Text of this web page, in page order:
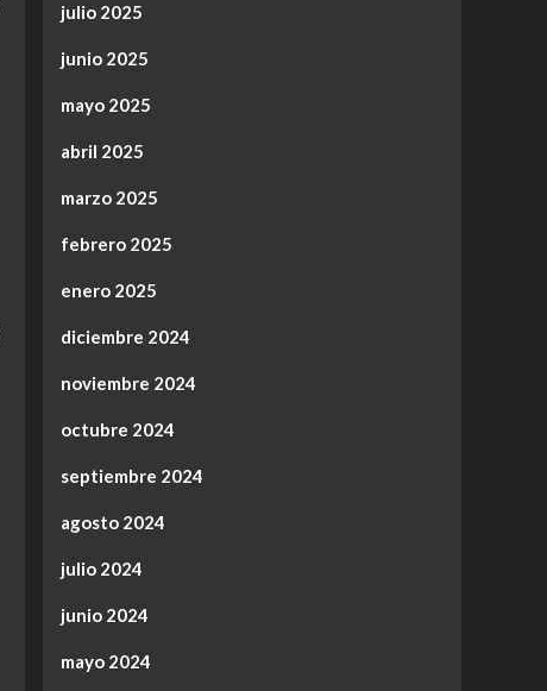
julio 2025
junio 2025
mayo 2025
abril 2025
marzo 2025
febrero 2025
enero 2025
diciembre 2024
noviembre 2024
octubre 2024
septiembre 2024
agosto 2024
julio 2024
junio 2024
mayo 2024